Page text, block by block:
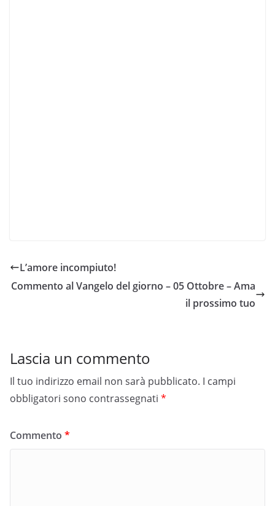
L’amore incompiuto!
Commento al Vangelo del giorno – 05 Ottobre – Ama
il prossimo tuo
Lascia un commento
Il tuo indirizzo email non sarà pubblicato. I campi
obbligatori sono contrassegnati *
Commento *